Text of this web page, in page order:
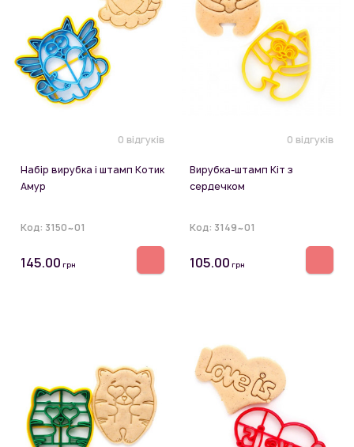
0 відгуків
Набір вирубка і штамп Котик
Амур
Код: 3150~01
145.00 грн
0 відгуків
Вирубка-штамп Кіт з
сердечком
Код: 3149~01
105.00 грн